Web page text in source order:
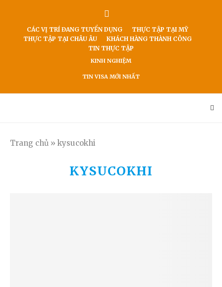
CÁC VỊ TRÍ ĐANG TUYỂN DỤNG
THỰC TẬP TẠI MỸ
THỰC TẬP TẠI CHÂU ÂU
KHÁCH HÀNG THÀNH CÔNG
TIN THỰC TẬP
KINH NGHIỆM
TIN VISA MỚI NHẤT
Trang chủ » kysucokhi
KYSUCOKHI